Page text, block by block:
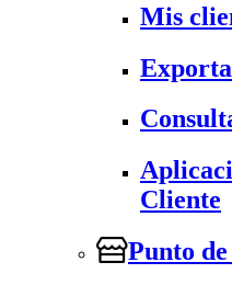
Mis
Cliente
Punto